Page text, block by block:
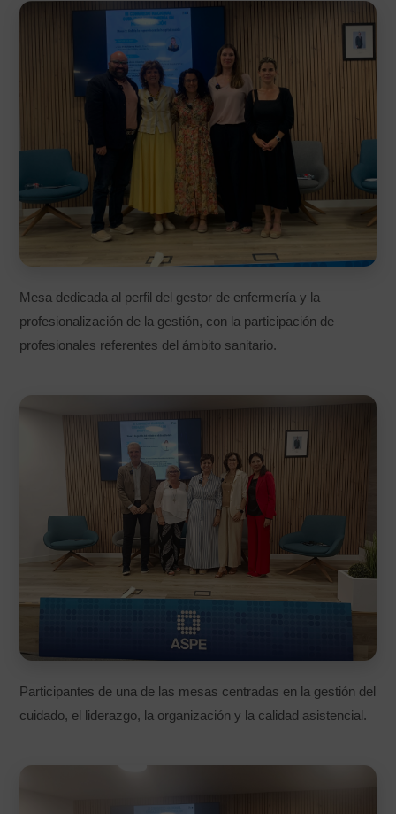
Mesa dedicada al perfil del gestor de enfermería y la
profesionalización de la gestión, con la participación de
profesionales referentes del ámbito sanitario.
Participantes de una de las mesas centradas en la gestión del
cuidado, el liderazgo, la organización y la calidad asistencial.